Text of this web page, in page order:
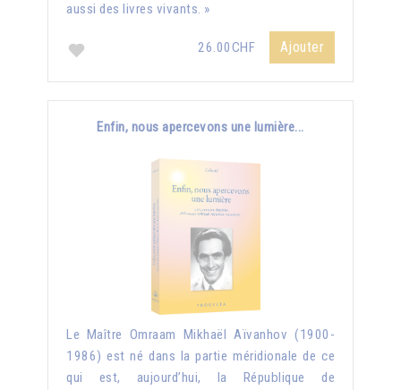
aussi des livres vivants. »
26.00CHF Ajouter
Enfin, nous apercevons une lumière...
Le Maître Omraam Mikhaël Aïvanhov (1900-
1986) est né dans la partie méridionale de ce
qui est, aujourd’hui, la République de